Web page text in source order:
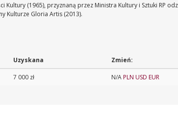
(1965), przyznaną przez Ministra Kultury i Sztuki RP
Kulturze Gloria Artis (2013).
Uzyskana Zmień:
7 000 zł N/APLN USD EUR